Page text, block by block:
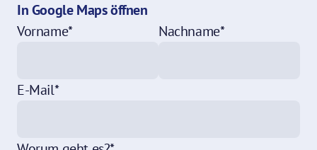
In Google Maps öffnen
Vorname*
Nachname*
E-Mail*